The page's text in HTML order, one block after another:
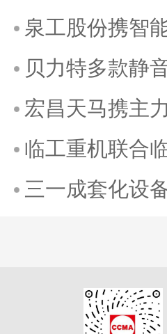
泉工股份携智
贝力特多款静
宏昌天马携主
临工重机联合
三一成套化设